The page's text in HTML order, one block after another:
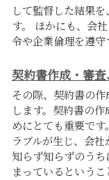
して監督した結果
す。 ほかにも、会
令や企業倫理を遵
契約書作成・審
その際、契約書の作
します。契約書の
めにとても重要で
ラブルが生じ、会社
知らず知らずのう
まっているという